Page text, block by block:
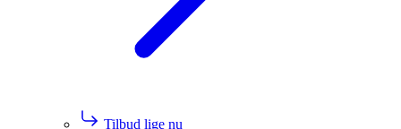
Tilbud lige nu